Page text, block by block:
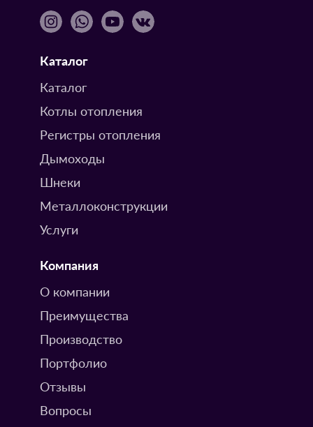
Каталог
Каталог
Котлы отопления
Регистры отопления
Дымоходы
Шнеки
Металлоконструкции
Услуги
Компания
О компании
Преимущества
Производство
Портфолио
Отзывы
Вопросы